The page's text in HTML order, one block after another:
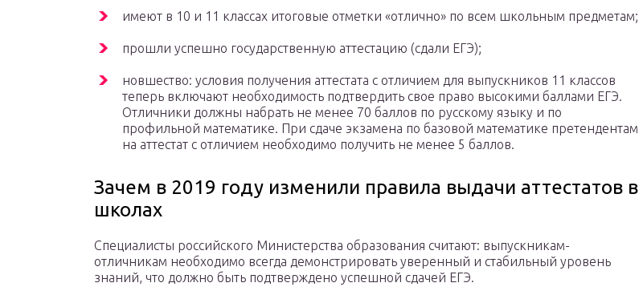
имеют в 10 и 11 классах итоговые отметки «отлично» по всем школьным предметам;
прошли успешно государственную аттестацию (сдали ЕГЭ);
новшество: условия получения аттестата с отличием для выпускников 11 классов
теперь включают необходимость подтвердить свое право высокими баллами ЕГЭ.
Отличники должны набрать не менее 70 баллов по русскому языку и по
профильной математике. При сдаче экзамена по базовой математике претендентам
на аттестат с отличием необходимо получить не менее 5 баллов.
Зачем в 2019 году изменили правила выдачи аттестатов в
школах
Специалисты российского Министерства образования считают: выпускникам-
отличникам необходимо всегда демонстрировать уверенный и стабильный уровень
знаний, что должно быть подтверждено успешной сдачей ЕГЭ.